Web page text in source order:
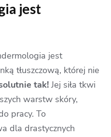
jest
jest
tłuszczową, której nie
tak! Jej siła tkwi
warstw skóry,
pracy. To
dla drastycznych